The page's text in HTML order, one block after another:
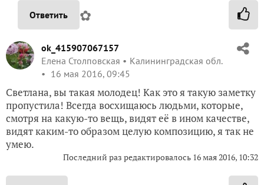
Ответить ✿
ok_415907067157
Елена Столповская
Калининградская обл.
16 мая 2016, 09:45
Светлана, вы такая молодец! Как это я такую заметку
пропустила! Всегда восхищаюсь людьми, которые,
смотря на какую-то вещь, видят её в ином качестве,
видят каким-то образом целую композицию, я так не
умею.
Последний раз редактировалось 16 мая 2016, 10:32